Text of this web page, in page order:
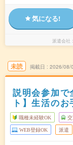
気になる!
派遣会社
未読 掲載日 2026/08/
説明会参加で
ト】生活のお
職種未経験OK
WEB登録OK 派遣